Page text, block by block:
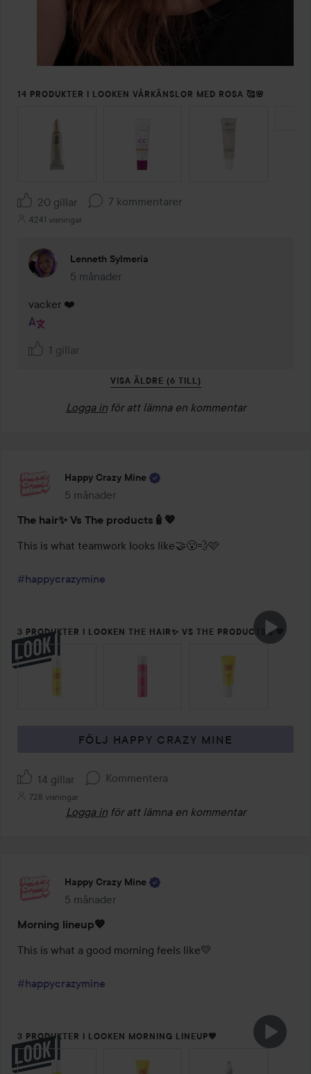
14 PRODUKTER I LOOKEN VÅRKÄNSLOR MED ROSA 🥰🌸
HOPPA ÖVER SEKTIONEN
20 gillar 7 kommentarer
4241 visningar
Lenneth Sylmeria
5 månader
Kommentaren lades 5 månader
vacker ❤️
1 gillar
VISA ÄLDRE (6 TILL)
Logga in för att lämna en kommentar
Happy Crazy Mine
5 månader
Inlägget skapades 5 månader
The hair✨ Vs The products🧴💖
This is what teamwork looks like🤝😮‍💨🩷
#happycrazymine
3 PRODUKTER I LOOKEN THE HAIR✨ VS THE PRODUCTS🧴💖
HOPPA ÖVER SEKTIONEN
FÖLJ HAPPY CRAZY MINE
14 gillar Kommentera
728 visningar
Logga in för att lämna en kommentar
Happy Crazy Mine
5 månader
Inlägget skapades 5 månader
Morning lineup💖
This is what a good morning feels like💛
#happycrazymine
3 PRODUKTER I LOOKEN MORNING LINEUP💖
HOPPA ÖVER SEKTIONEN